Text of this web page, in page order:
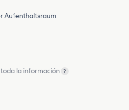
Aufenthaltsraum
la información ?